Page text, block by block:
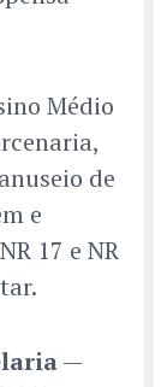
Médio
de
e
17 e NR
—